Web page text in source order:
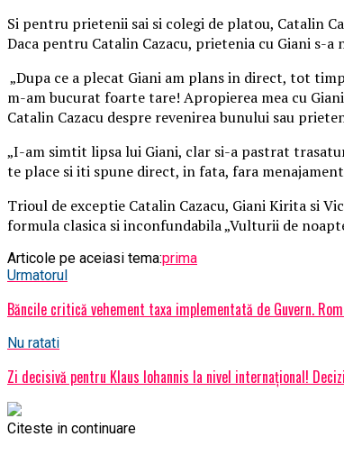
Si pentru prietenii sai si colegi de platou, Catalin
Daca pentru Catalin Cazacu, prietenia cu Giani
„Dupa ce a plecat Giani am plans in direct, tot
m-am bucurat foarte tare! Apropierea mea cu
Catalin Cazacu despre revenirea bunului sau
„I-am simtit lipsa lui Giani, clar si-a pastrat
te place si iti spune direct, in fata, fara
Trioul de exceptie Catalin Cazacu, Giani Kirita si
formula clasica si inconfundabila „Vulturii de
Articole pe aceiasi tema:prima
Urmatorul
Băncile critică vehement taxa implementată de Guvern.
Nu ratati
Zi decisivă pentru Klaus Iohannis la nivel internațional!
Citeste in continuare